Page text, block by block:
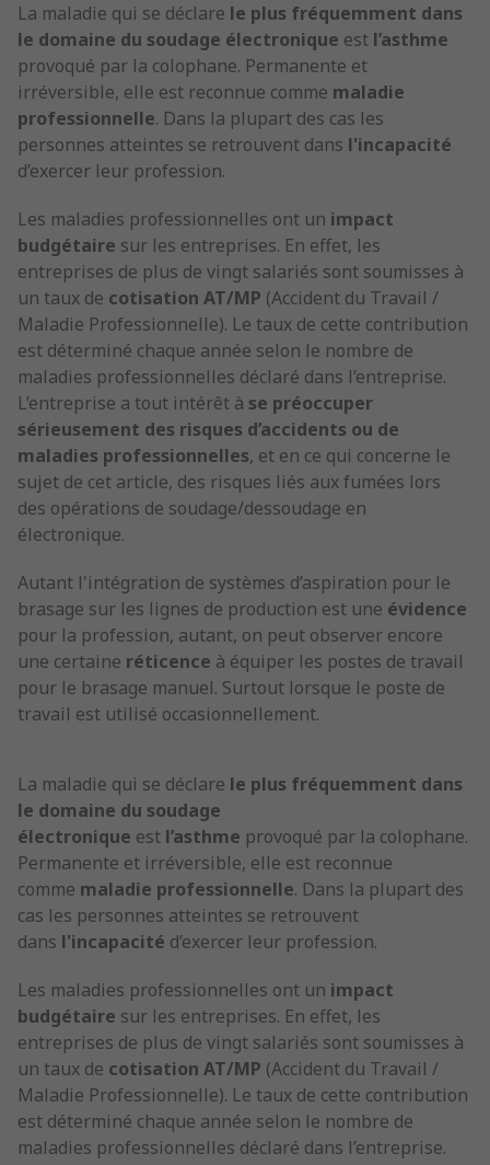
La maladie qui se déclare le plus fréquemment dans
le domaine du soudage électronique est l’asthme
provoqué par la colophane. Permanente et
irréversible, elle est reconnue comme maladie
professionnelle. Dans la plupart des cas les
personnes atteintes se retrouvent dans l'incapacité
d’exercer leur profession.
Les maladies professionnelles ont un impact
budgétaire sur les entreprises. En effet, les
entreprises de plus de vingt salariés sont soumisses à
un taux de cotisation AT/MP (Accident du Travail /
Maladie Professionnelle). Le taux de cette contribution
est déterminé chaque année selon le nombre de
maladies professionnelles déclaré dans l’entreprise.
L’entreprise a tout intérêt à se préoccuper
sérieusement des risques d’accidents ou de
maladies professionnelles, et en ce qui concerne le
sujet de cet article, des risques liés aux fumées lors
des opérations de soudage/dessoudage en
électronique.
Autant l'intégration de systèmes d’aspiration pour le
brasage sur les lignes de production est une évidence
pour la profession, autant, on peut observer encore
une certaine réticence à équiper les postes de travail
pour le brasage manuel. Surtout lorsque le poste de
travail est utilisé occasionnellement.
La maladie qui se déclare le plus fréquemment dans
le domaine du soudage
électronique est l’asthme provoqué par la colophane.
Permanente et irréversible, elle est reconnue
comme maladie professionnelle. Dans la plupart des
cas les personnes atteintes se retrouvent
dans l'incapacité d’exercer leur profession.
Les maladies professionnelles ont un impact
budgétaire sur les entreprises. En effet, les
entreprises de plus de vingt salariés sont soumisses à
un taux de cotisation AT/MP (Accident du Travail /
Maladie Professionnelle). Le taux de cette contribution
est déterminé chaque année selon le nombre de
maladies professionnelles déclaré dans l’entreprise.